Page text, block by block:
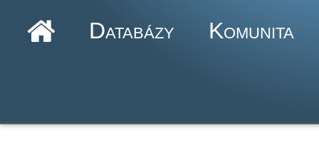
Databázy Komunita